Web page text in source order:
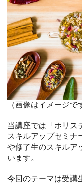
（画像はイメージで
当講座では「ホリス
スキルアップセミナ
や修了生のスキルア
います。
今回のテーマは受講